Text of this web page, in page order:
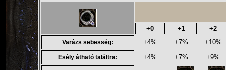
+0 +1 +2
Varázs sebesség: +4% +7% +10%
Esély átható találtra: +4% +7% +9%